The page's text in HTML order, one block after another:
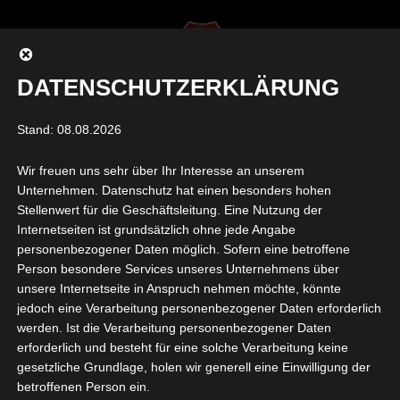
PROBETRAINING_KLEIN.J
PG
vonFelix Wirsing|Nov. 13, 2025|0 Kommentare
DATENSCHUTZERKLÄRUNG
Stand: 08.08.2026
Wir freuen uns sehr über Ihr Interesse an unserem
Unternehmen. Datenschutz hat einen besonders hohen
Stellenwert für die Geschäftsleitung. Eine Nutzung der
Internetseiten ist grundsätzlich ohne jede Angabe
personenbezogener Daten möglich. Sofern eine betroffene
Person besondere Services unseres Unternehmens über
unsere Internetseite in Anspruch nehmen möchte, könnte
jedoch eine Verarbeitung personenbezogener Daten erforderlich
werden. Ist die Verarbeitung personenbezogener Daten
erforderlich und besteht für eine solche Verarbeitung keine
gesetzliche Grundlage, holen wir generell eine Einwilligung der
betroffenen Person ein.